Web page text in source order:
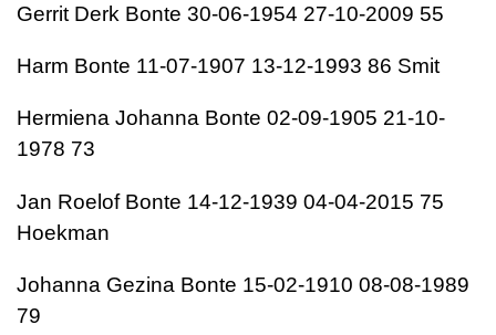
Gerrit Derk Bonte 30-06-1954 27-10-2009 55
Harm Bonte 11-07-1907 13-12-1993 86 Smit
Hermiena Johanna Bonte 02-09-1905 21-10-
1978 73
Jan Roelof Bonte 14-12-1939 04-04-2015 75
Hoekman
Johanna Gezina Bonte 15-02-1910 08-08-1989
79